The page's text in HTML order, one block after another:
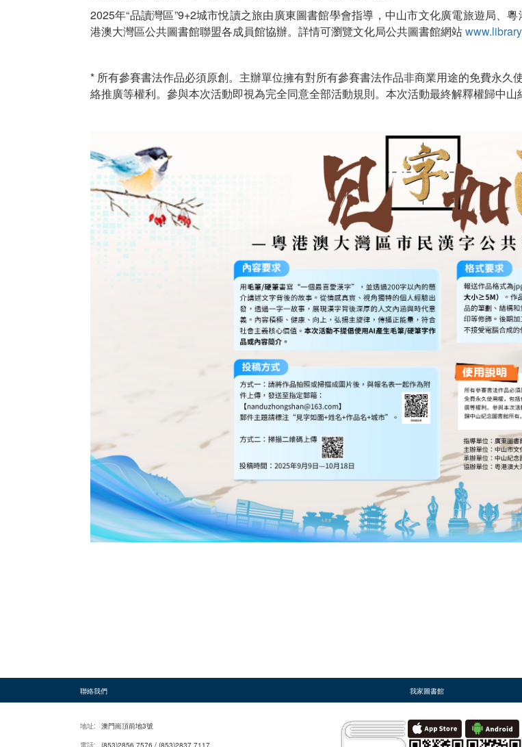
2025年“品讀灣區”9+2城市悅讀之旅由廣東圖書館學會指導，中山市文化廣電旅遊局、
港澳大灣區公共圖書館聯盟各成員館協辦。詳情可瀏覽文化局公共圖書館網站
* 所有參賽書法作品必須原創。主辦單位擁有對所有參賽書法作品非商業用途的免費永
絡推廣等權利。參與本次活動即視為完全同意全部活動規則。本次活動最終解釋權歸中山
聯絡我們 我家圖書館
地址:
澳門崗頂前地3號
電話:
(853)2856 7576 / (853)2837 7117